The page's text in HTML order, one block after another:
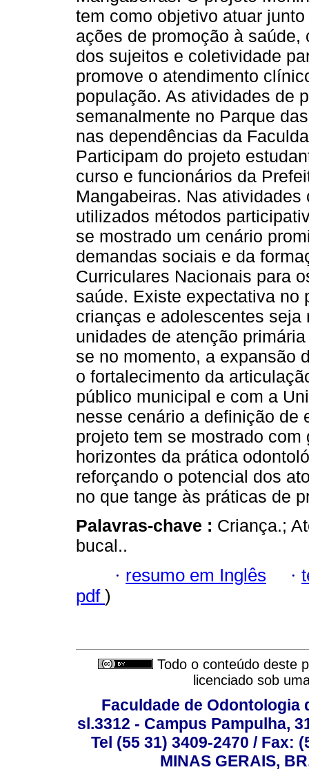
tem como objetivo atuar
ações de promoção à
dos sujeitos e coletividade
promove o atendimento
população. As atividades de
semanalmente no Parque
nas dependências da
Participam do projeto
curso e funcionários da
Mangabeiras. Nas
utilizados métodos
se mostrado um cenário
demandas sociais e da
Curriculares Nacionais para
saúde. Existe expectativa no
crianças e adolescentes
unidades de atenção
se no momento, a expansão
o fortalecimento da
público municipal e com a
nesse cenário a definição de
projeto tem se mostrado
horizontes da prática
reforçando o potencial dos
no que tange às práticas de
Palavras-chave : Criança.;
bucal..
· resumo em Inglês ·
pdf )
Todo o conteúdo deste
licenciado sob
Faculdade de Odontologia
sl.3312 - Campus Pampulha,
Tel (55 31) 3409-2470 / Fax:
MINAS GERAIS,